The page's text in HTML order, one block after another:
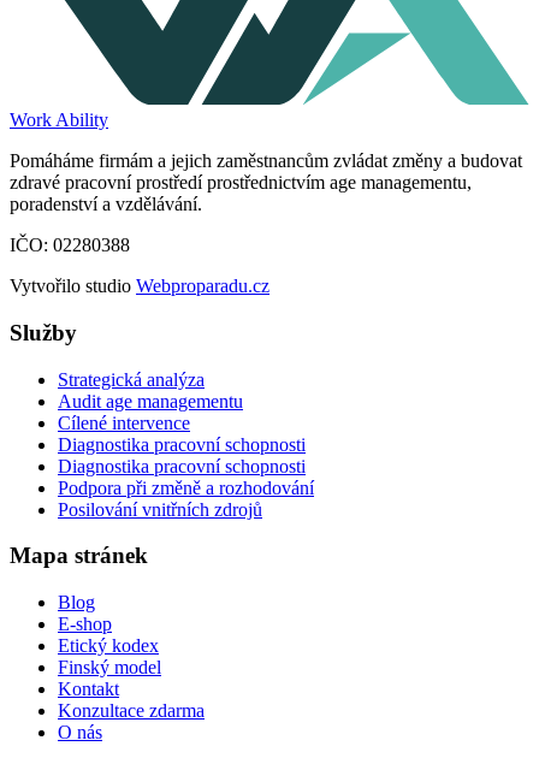
Work Ability
Pomáháme firmám a jejich zaměstnancům zvládat změny a budovat
zdravé pracovní prostředí prostřednictvím age managementu,
poradenství a vzdělávání.
IČO: 02280388
Vytvořilo studio Webproparadu.cz
Služby
Strategická analýza
Audit age managementu
Cílené intervence
Diagnostika pracovní schopnosti
Diagnostika pracovní schopnosti
Podpora při změně a rozhodování
Posilování vnitřních zdrojů
Mapa stránek
Blog
E-shop
Etický kodex
Finský model
Kontakt
Konzultace zdarma
O nás